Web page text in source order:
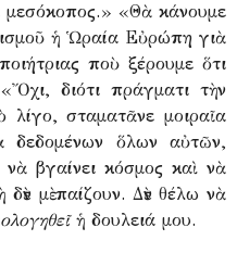
μεσόκοπος.» «Θὰ κάνουμε
ἡ Ὡραία Εὐρώπη γιὰ
ποὺ ξέρουμε ὅτι
διότι πράγματι τὴν
σταματᾶνε μοιραῖα
δεδομένων ὅλων αὐτῶν,
βγαίνει κόσμος καὶ νὰ
μὲ παίζουν. Δὲν θέλω νὰ
ἡ δουλειά μου.